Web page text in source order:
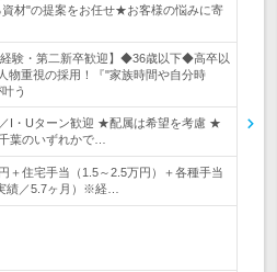
資材"の提案をお任せ★お客様の悩みに寄
経験・第二新卒歓迎】◆36歳以下◆高卒以
物重視の採用！『"家族時間や自分時
う
I・Uターン歓迎 ★配属は希望を考慮 ★
葉のいずれかで…
＋住宅手当（1.5～2.5万円）＋各種手当
績／5.7ヶ月）※経…